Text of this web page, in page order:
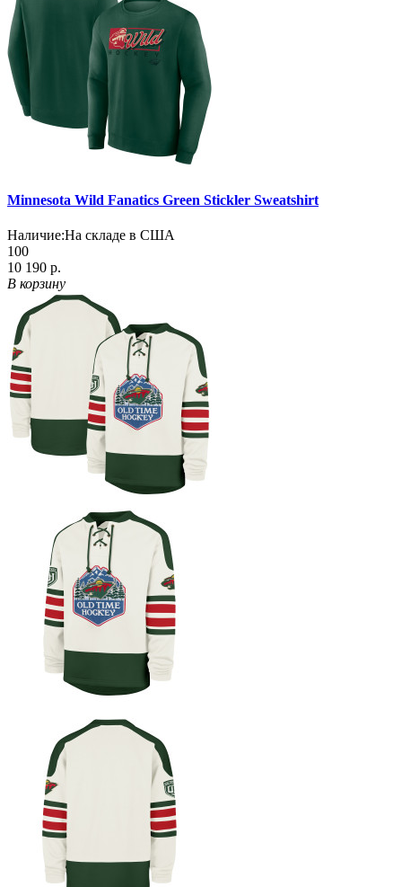
Minnesota Wild Fanatics Green Stickler Sweatshirt
Наличие:На складе в США
100
10 190 р.
В корзину